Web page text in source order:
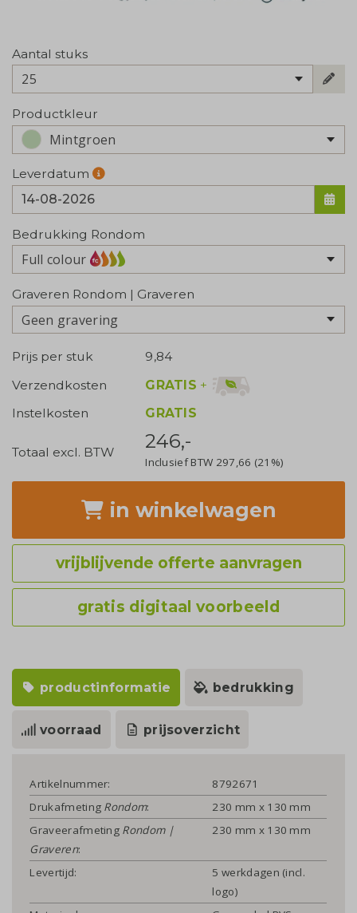
Aantal stuks
25
Productkleur
Mintgroen
Leverdatum
Bedrukking Rondom
Full colour
Graveren Rondom | Graveren
Geen gravering
Prijs per stuk
9,84
Verzendkosten
GRATIS +
Instelkosten
GRATIS
Totaal excl. BTW 246,-
Inclusief BTW 297,66 (21%)
in winkelwagen
vrijblijvende offerte aanvragen
gratis digitaal voorbeeld
productinformatie bedrukking
voorraad prijsoverzicht
Artikelnummer:
8792671
Drukafmeting Rondom:
230 mm x 130 mm
Graveerafmeting Rondom |
Graveren:
230 mm x 130 mm
Levertijd:
5 werkdagen (incl.
logo)